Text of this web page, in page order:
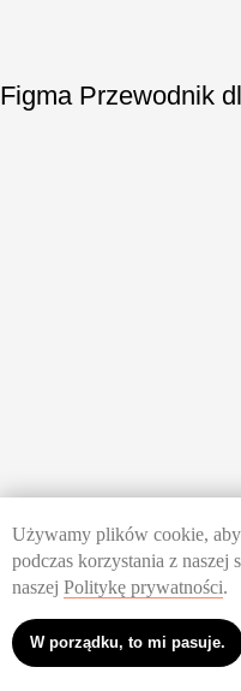
Figma Przewodnik
Dlaczego Twoja
treści
Używamy plików cookie,
podczas korzystania z
naszej Politykę prywatności.
W porządku, to mi pasuje.